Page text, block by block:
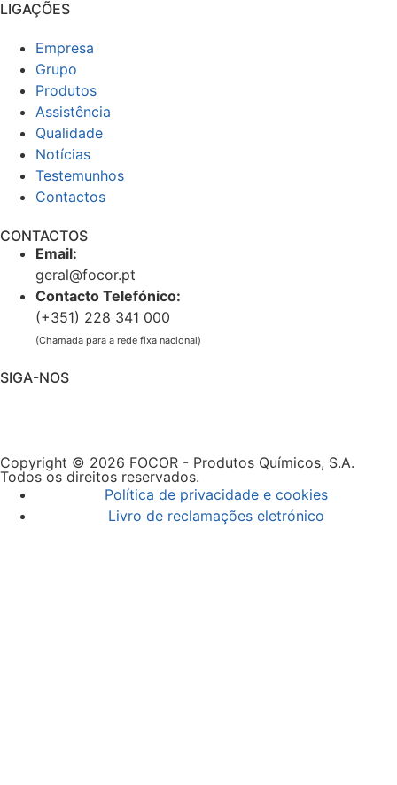
LIGAÇÕES
Empresa
Grupo
Produtos
Assistência
Qualidade
Notícias
Testemunhos
Contactos
CONTACTOS
Email:
geral@focor.pt
Contacto Telefónico:
(+351) 228 341 000
(Chamada para a rede fixa nacional)
SIGA-NOS
Copyright © 2026 FOCOR - Produtos Químicos, S.A.
Todos os direitos reservados.
Política de privacidade e cookies
Livro de reclamações eletrónico